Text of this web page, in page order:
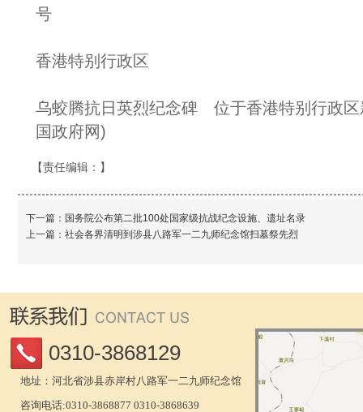
号
香港特别行政区
乌蛟腾抗日英烈纪念碑 位于香港特别行政
国政府网)
【责任编辑： 】
下一篇： 国务院公布第二批100处国家级抗战纪念设施、遗址名录
上一篇： 社会各界清明到涉县八路军一二九师纪念馆扫墓祭先烈
0310-3868129
地址：河北省涉县赤岸村八路军一二九师纪念馆
咨询电话:0310-3868877 0310-3868639